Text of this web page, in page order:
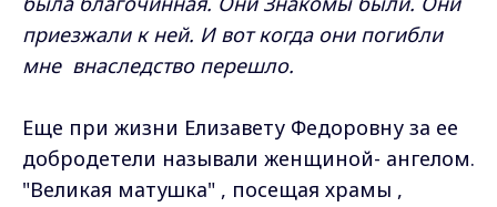
приезжали к ней. И вот когда они погибли
мне внаследство перешло.
Еще при жизни Елизавету Федоровну за ее
добродетели называли женщиной- ангелом.
"Великая матушка" , посещая храмы ,